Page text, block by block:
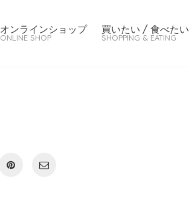
オンラインショップ
ONLINE SHOP
買いたい / 食べたい
SHOPPING & EATING